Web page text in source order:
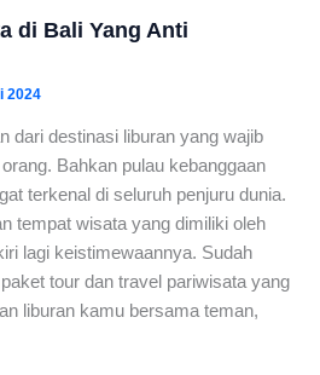
di Bali Yang Anti
2024
dari destinasi liburan yang wajib
Bahkan pulau kebanggaan
terkenal di seluruh penjuru dunia.
tempat wisata yang dimiliki oleh
lagi keistimewaannya. Sudah
tour dan travel pariwisata yang
liburan kamu bersama teman,